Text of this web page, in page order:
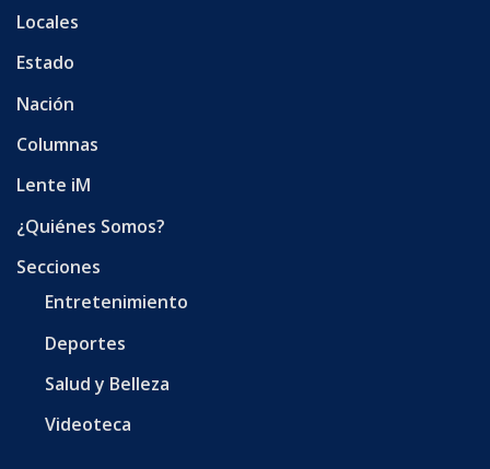
Locales
Estado
Nación
Columnas
Lente iM
¿Quiénes Somos?
Secciones
Entretenimiento
Deportes
Salud y Belleza
Videoteca